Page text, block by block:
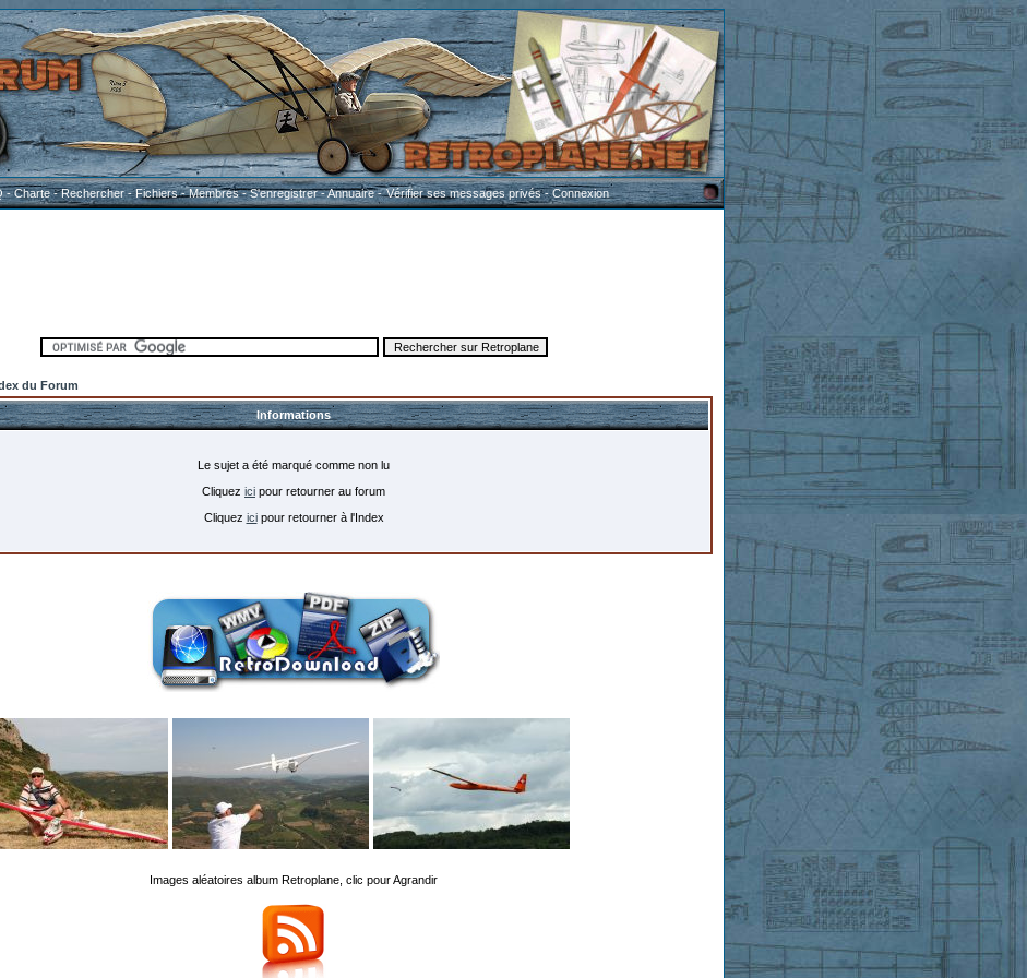
-Charte-Rechercher-Fichiers-Membres-S'enregistrer-Annuaire-Vérifier ses messages privés-Connexion
du Forum
Informations
Le sujet a été marqué comme non lu
Cliquez ici pour retourner au forum
Cliquez icipour retourner à l'Index
Images aléatoires album Retroplane, clic pour Agrandir